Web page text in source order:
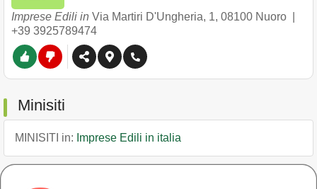
Imprese Edili in Via Martiri D'Ungheria, 1, 08100 Nuoro
+39 3925789474
Minisiti
MINISITI in: Imprese Edili in italia